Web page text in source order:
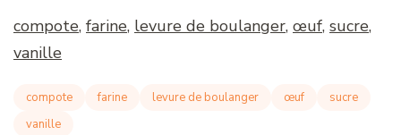
compote, farine, levure de boulanger, œuf, sucre
vanille
compote farine levure de boulanger œuf
sucre
vanille